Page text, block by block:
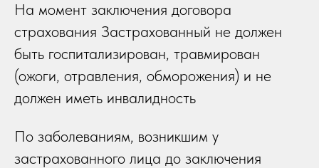
На момент заключения договора
страхования Застрахованный не должен
быть госпитализирован, травмирован
(ожоги, отравления, обморожения) и не
должен иметь инвалидность
По заболеваниям, возникшим у
застрахованного лица до заключения